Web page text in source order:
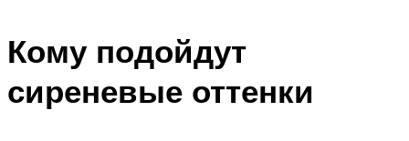
Кому подойдут
сиреневые оттенки